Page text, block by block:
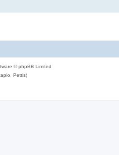
© phpBB Limited
Pettis)